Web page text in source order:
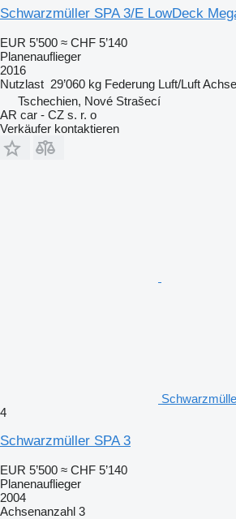
Schwarzmüller SPA 3/E LowDeck
EUR 5’500 ≈ CHF 5’140
Planenauflieger
2016
Nutzlast 29’060 kg Federung Luft/Luft
Tschechien, Nové Strašecí
AR car - CZ s. r. o
Verkäufer kontaktieren
4
Schwarzmüller SPA 3
EUR 5’500 ≈ CHF 5’140
Planenauflieger
2004
Achsenanzahl 3